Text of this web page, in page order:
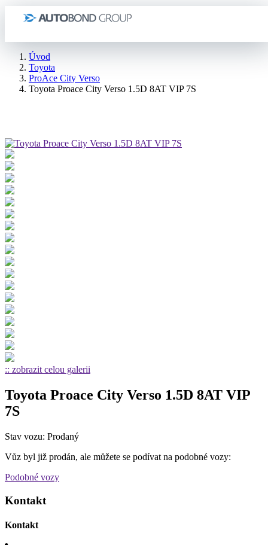
Úvod
Toyota
ProAce City Verso
Toyota Proace City Verso 1.5D 8AT VIP 7S
:: zobrazit celou galerii
Toyota Proace City Verso 1.5D 8AT VIP
7S
Stav vozu: Prodaný
Vůz byl již prodán, ale můžete se podívat na podobné vozy:
Podobné vozy
Kontakt
Kontakt